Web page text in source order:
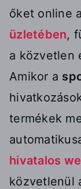
őket online
üzletében,
a közvetlen
Amikor a
termékek
hivatalos
közvetlenül